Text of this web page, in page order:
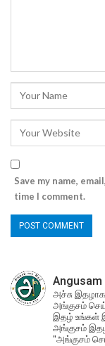
Save my name,
time I comment.
Angusam
அச்சு
அங்குசம்
இதழ் உங்கள்
அங்குசம்
"அங்குசம்